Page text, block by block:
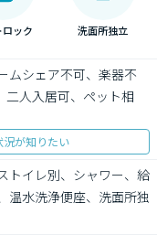
ック 洗面所独立
ムシェア不可、楽器不
二人入居可、ペット相
が知りたい
トイレ別、シャワー、給
温水洗浄便座、洗面所独